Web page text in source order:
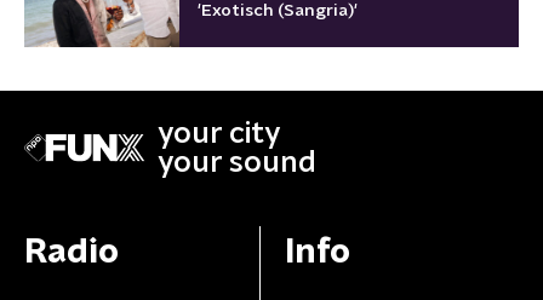
'Exotisch (Sangria)'
your city
your sound
Radio Info